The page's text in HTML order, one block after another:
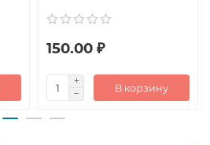
150.00 ₽
В корзину